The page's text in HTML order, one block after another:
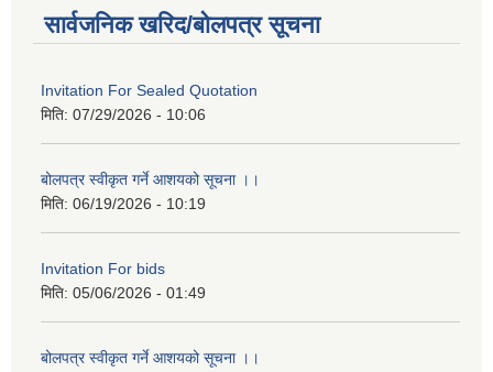
सार्वजनिक खरिद/बोलपत्र सूचना
Invitation For Sealed Quotation
मिति: 07/29/2026 - 10:06
बोलपत्र स्वीकृत गर्ने आशयको सूचना ।।
मिति: 06/19/2026 - 10:19
Invitation For bids
मिति: 05/06/2026 - 01:49
बोलपत्र स्वीकृत गर्ने आशयको सूचना ।।